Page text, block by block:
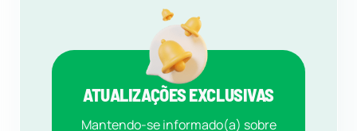
ATUALIZAÇÕES EXCLUSIVAS
Mantendo-se informado(a) sobre